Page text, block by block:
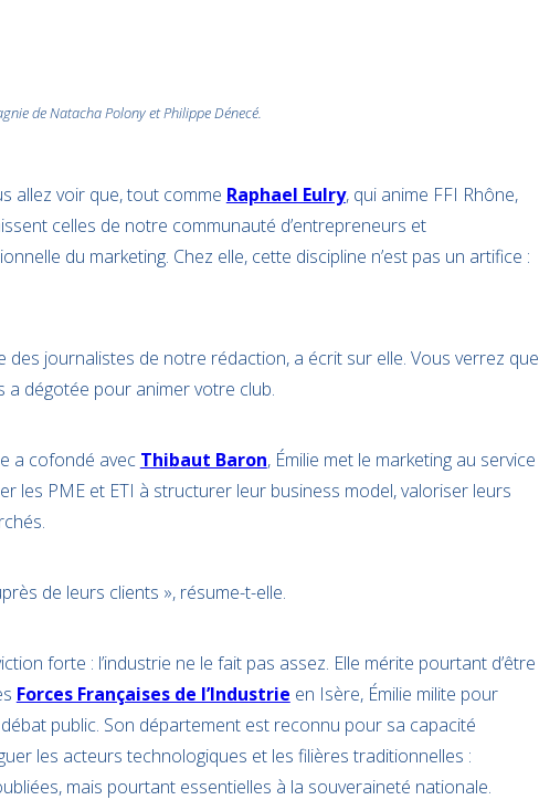
de Natacha Polony et Philippe Dénecé.
allez voir que, tout comme Raphael Eulry, qui anime FFI Rhône,
celles de notre communauté d’entrepreneurs et
du marketing. Chez elle, cette discipline n’est pas un artifice :
des journalistes de notre rédaction, a écrit sur elle. Vous verrez que
a dégotée pour animer votre club.
a cofondé avec Thibaut Baron, Émilie met le marketing au service
les PME et ETI à structurer leur business model, valoriser leurs
de leurs clients », résume-t-elle.
forte : l’industrie ne le fait pas assez. Elle mérite pourtant d’être
Forces Françaises de l’Industrie en Isère, Émilie milite pour
public. Son département est reconnu pour sa capacité
les acteurs technologiques et les filières traditionnelles :
mais pourtant essentielles à la souveraineté nationale.